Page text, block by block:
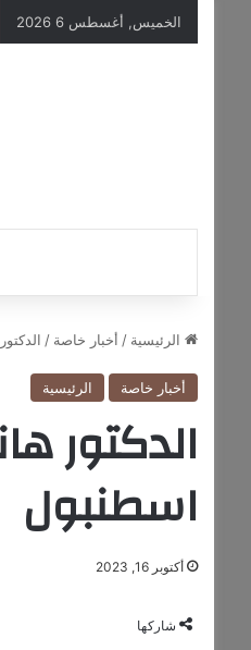
الخميس, أغسطس 6 2026
الرئيسية / أخبار خاصة /
أخبار خاصة الرئيسية
الدكتور
اسطنبول
أكتوبر 16, 2023
شاركها